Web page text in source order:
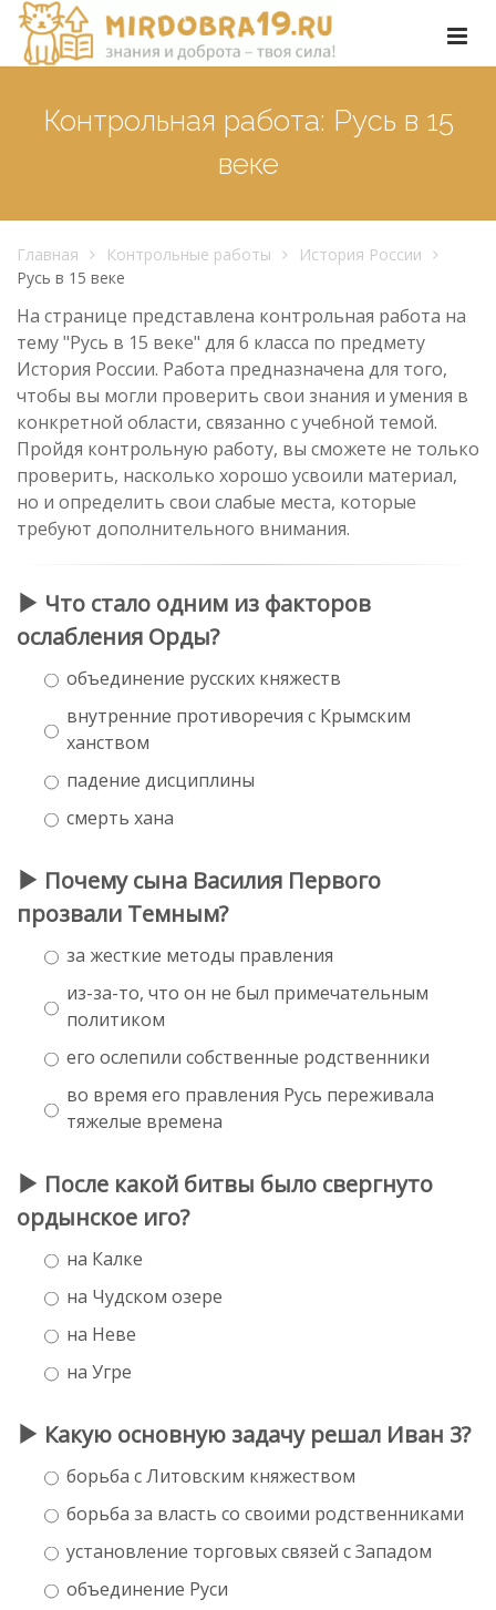
Контрольная работа: Русь в 15
веке
Главная Контрольные работы
История России
Русь в 15 веке
На странице представлена контрольная работа на
тему "Русь в 15 веке" для 6 класса по предмету
История России. Работа предназначена для того,
чтобы вы могли проверить свои знания и умения в
конкретной области, связанно с учебной темой.
Пройдя контрольную работу, вы сможете не только
проверить, насколько хорошо усвоили материал,
но и определить свои слабые места, которые
требуют дополнительного внимания.
Что стало одним из факторов
ослабления Орды?
объединение русских княжеств
внутренние противоречия с Крымским
ханством
падение дисциплины
смерть хана
Почему сына Василия Первого
прозвали Темным?
за жесткие методы правления
из-за-то, что он не был примечательным
политиком
его ослепили собственные родственники
во время его правления Русь переживала
тяжелые времена
После какой битвы было свергнуто
ордынское иго?
на Калке
на Чудском озере
на Неве
на Угре
Какую основную задачу решал Иван 3?
борьба с Литовским княжеством
борьба за власть со своими родственниками
установление торговых связей с Западом
объединение Руси